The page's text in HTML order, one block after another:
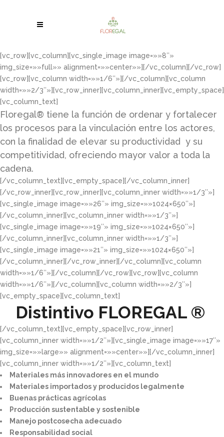
[vc_row][vc_column][vc_single_image image=»»8″»
img_size=»»full»» alignment=»»center»»][/vc_column][/vc_row]
[vc_row][vc_column width=»»1/6″»][/vc_column][vc_column
width=»»2/3″»][vc_row_inner][vc_column_inner][vc_empty_space]
[vc_column_text]
Floregal® tiene la función de ordenar y fortalecer
los procesos para la vinculación entre los actores,
con la finalidad de elevar su productividad y su
competitividad, ofreciendo mayor valor a toda la
cadena.
[/vc_column_text][vc_empty_space][/vc_column_inner]
[/vc_row_inner][vc_row_inner][vc_column_inner width=»»1/3″»]
[vc_single_image image=»»26″» img_size=»»1024×650″»]
[/vc_column_inner][vc_column_inner width=»»1/3″»]
[vc_single_image image=»»19″» img_size=»»1024×650″»]
[/vc_column_inner][vc_column_inner width=»»1/3″»]
[vc_single_image image=»»21″» img_size=»»1024×650″»]
[/vc_column_inner][/vc_row_inner][/vc_column][vc_column
width=»»1/6″»][/vc_column][/vc_row][vc_row][vc_column
width=»»1/6″»][/vc_column][vc_column width=»»2/3″»]
[vc_empty_space][vc_column_text]
Distintivo FLOREGAL ®
[/vc_column_text][vc_empty_space][vc_row_inner]
[vc_column_inner width=»»1/2″»][vc_single_image image=»»17″»
img_size=»»large»» alignment=»»center»»][/vc_column_inner]
[vc_column_inner width=»»1/2″»][vc_column_text]
Materiales más innovadores en el mundo​
Materiales importados y producidos legalmente​
Buenas prácticas agrícolas​
Producción sustentable y sostenible​
Manejo postcosecha adecuado​
Responsabilidad social​